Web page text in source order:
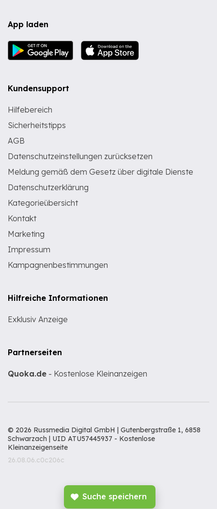
Suche speichern
App laden
Kundensupport
Hilfebereich
Sicherheitstipps
AGB
Datenschutzeinstellungen zurücksetzen
Meldung gemäß dem Gesetz über digitale Dienste
Datenschutzerklärung
Kategorieübersicht
Kontakt
Marketing
Impressum
Kampagnenbestimmungen
Hilfreiche Informationen
Exklusiv Anzeige
Partnerseiten
Quoka.de - Kostenlose Kleinanzeigen
© 2026 Russmedia Digital GmbH | Gutenbergstraße 1, 6858
Schwarzach | UID ATU57445937 - Kostenlose
Kleinanzeigenseite
26.08.06.c0c206c